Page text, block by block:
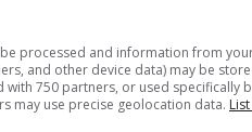
месяцев приводятся
агрегаты.
processed and information from
and other device data) may be
with 750 partners, or used specifically
may use precise geolocation data.